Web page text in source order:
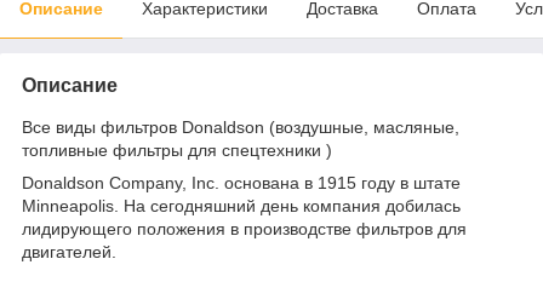
Описание Характеристики Доставка Оплата
Описание
Все виды фильтров Donaldson (воздушные, масляные,
топливные фильтры для спецтехники )
Donaldson Company, Inc. основана в 1915 году в штате
Minneapolis. На сегодняшний день компания добилась
лидирующего положения в производстве фильтров для
двигателей.